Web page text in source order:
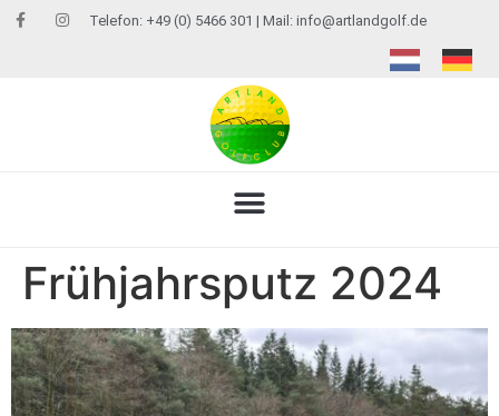
Telefon: +49 (0) 5466 301 | Mail: info@artlandgolf.de
Frühjahrsputz 2024